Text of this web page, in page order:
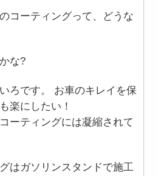
コーティングって、どうな
な?
ろです。 お車のキレイを保
楽にしたい！
ーティングには凝縮されて
はガソリンスタンドで施工